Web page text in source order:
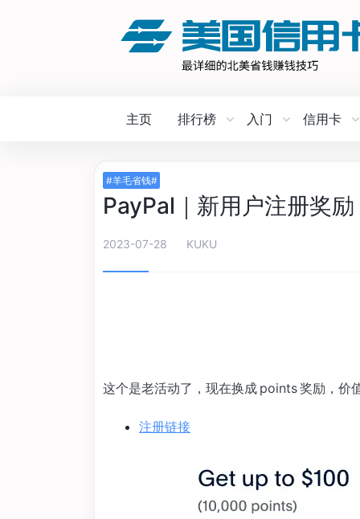
主页 排行榜 入门 信用卡
#羊毛省钱#
PayPal｜新用户注册奖
2023-07-28 KUKU
这个是老活动了，现在换成 points 奖励，价
注册链接